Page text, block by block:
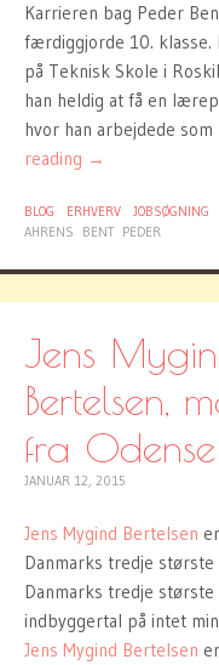
Karrieren bag Peder
færdiggjorde 10. klasse.
på Teknisk Skole i
han heldig at få en
hvor han arbejdede
reading →
BLOG ERHVERV JOBSØGNING
AHRENS
BENT PEDER
Jens
Bertelsen,
fra Odense
JANUAR 12, 2015
Jens Mygind Bertelsen
Danmarks tredje
Danmarks tredje
indbyggertal på intet
Jens Mygind Bertelsen